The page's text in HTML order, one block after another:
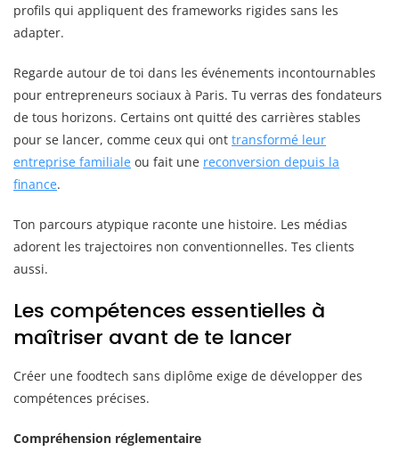
profils qui appliquent des frameworks rigides sans les
adapter.
Regarde autour de toi dans les événements incontournables
pour entrepreneurs sociaux à Paris. Tu verras des fondateurs
de tous horizons. Certains ont quitté des carrières stables
pour se lancer, comme ceux qui ont transformé leur
entreprise familiale ou fait une reconversion depuis la
finance.
Ton parcours atypique raconte une histoire. Les médias
adorent les trajectoires non conventionnelles. Tes clients
aussi.
Les compétences essentielles à
maîtriser avant de te lancer
Créer une foodtech sans diplôme exige de développer des
compétences précises.
Compréhension réglementaire